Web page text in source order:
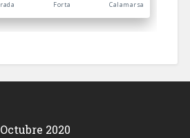
Octubre 2020